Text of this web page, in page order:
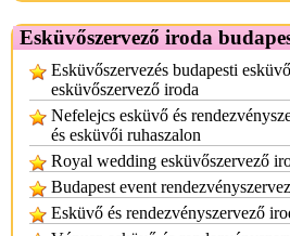
Esküvőszervező iroda
Esküvőszervezés budapesti
esküvőszervező iroda
Nefelejcs esküvő és
és esküvői ruhaszalon
Royal wedding esküvőszervező
Budapest event
Esküvő és rendezvényszervező